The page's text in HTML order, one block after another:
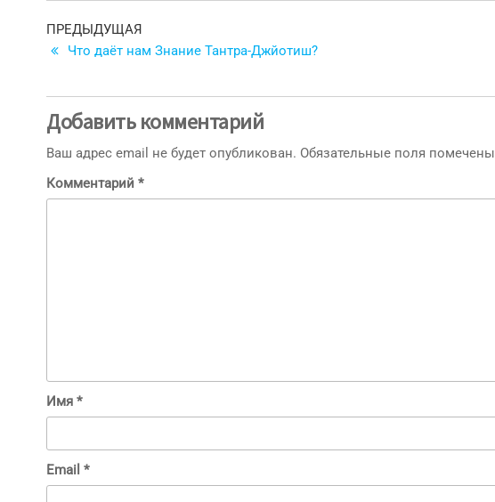
Навигация
по
записям
Предыдущая
запись
ПРЕДЫДУЩАЯ
Что даёт нам Знание Тантра-Джйотиш?
Добавить комментарий
Ваш адрес email не будет опубликован. Обязательные поля помечены
Комментарий *
Имя *
Email *